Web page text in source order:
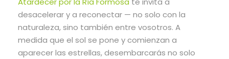
desacelerar y a reconectar — no solo con la
naturaleza, sino también entre vosotros. A
medida que el sol se pone y comienzan a
aparecer las estrellas, desembarcarás no solo